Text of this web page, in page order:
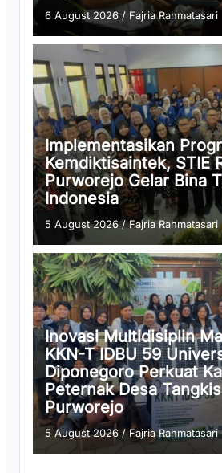
6 August 2026 / Fajria Rahmatasari
Implementasikan
Kemdiktisaintek, STIE
Purworejo Gelar Bina
Indonesia
5 August 2026/Fajria Rahmatasari
Inovasi Multidisiplin
KKN-T IDBU 59
Diponegoro Perkuat
Peternak Desa
Purworejo
5 August 2026 /Fajria Rahmatasari